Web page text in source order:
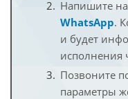
Напишите
WhatsApp.
и будет
исполнения
Позвоните
параметры